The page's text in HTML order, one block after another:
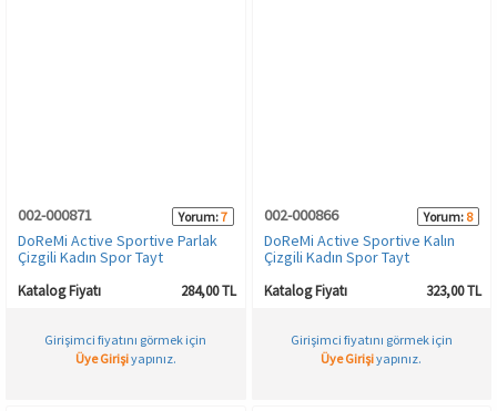
002-000871 Yorum:7
DoReMi Active Sportive Parlak
Çizgili Kadın Spor Tayt
Katalog Fiyatı 284,00 TL
Girişimci fiyatını görmek için
Üye Girişiyapınız.
002-000866 Yorum: 8
DoReMi Active Sportive Kalın
Çizgili Kadın Spor Tayt
Katalog Fiyatı 323,00 TL
Girişimci fiyatını görmek için
Üye Girişiyapınız.